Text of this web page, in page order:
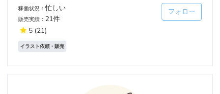
稼働状況：忙しい
販売実績： 21件
5 (21)
フォロー
イラスト依頼・販売